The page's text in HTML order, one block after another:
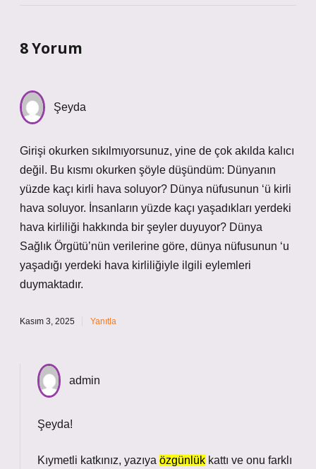
8 Yorum
Girişi okurken sıkılmıyorsunuz, yine de çok akılda kalıcı
değil. Bu kısmı okurken şöyle düşündüm: Dünyanın
yüzde kaçı kirli hava soluyor? Dünya nüfusunun ‘ü kirli
hava soluyor. İnsanların yüzde kaçı yaşadıkları yerdeki
hava kirliliği hakkında bir şeyler duyuyor? Dünya
Sağlık Örgütü’nün verilerine göre, dünya nüfusunun ‘u
yaşadığı yerdeki hava kirliliğiyle ilgili eylemleri
duymaktadır.
Kasım 3, 2025 Yanıtla
Şeyda!
Kıymetli katkınız, yazıya özgünlük kattı ve onu farklı